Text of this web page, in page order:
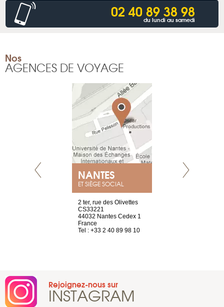
02 40 89 38 98
du lundi au samedi
Nos
AGENCES DE VOYAGE
NANTES
ET SIÈGE SOCIAL
2 ter, rue des Olivettes
CS33221
44032 Nantes Cedex 1
France
Tel : +33 2 40 89 98 10
Rejoignez-nous sur
INSTAGRAM